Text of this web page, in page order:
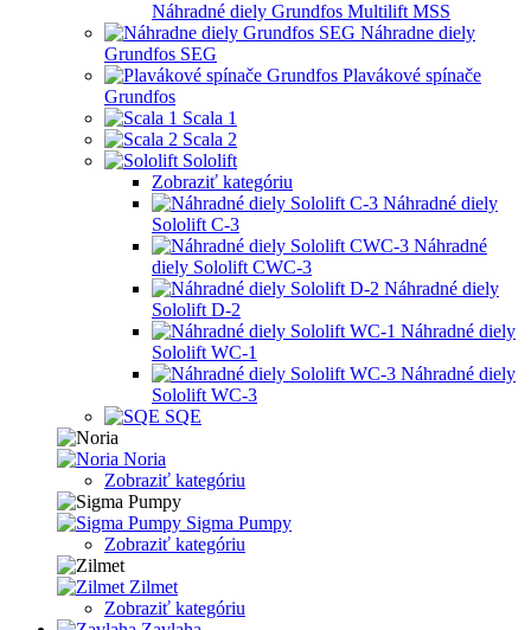
Náhradné diely Grundfos Multilift MSS
Náhradne diely
Grundfos SEG
Plavákové spínače
Grundfos
Scala 1
Scala 2
Sololift
Zobraziť kategóriu
Náhradné diely
Sololift C-3
Náhradné
diely Sololift CWC-3
Náhradné diely
Sololift D-2
Náhradné diely
Sololift WC-1
Náhradné diely
Sololift WC-3
SQE
Noria
Zobraziť kategóriu
Sigma Pumpy
Zobraziť kategóriu
Zilmet
Zobraziť kategóriu